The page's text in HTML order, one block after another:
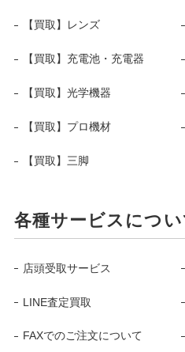
【買取】レンズ
【買取】充電池・充電器
【買取】光学機器
【買取】プロ機材
【買取】三脚
各種サービスについ
店頭受取サービス
LINE査定買取
FAXでのご注文について